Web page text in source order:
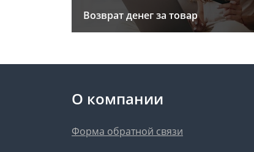
Возврат денег за товар
О компании
Форма обратной связи